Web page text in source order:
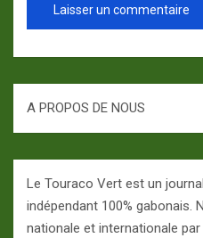
A PROPOS DE NOUS
Le Touraco Vert est un
indépendant 100% gabonais.
nationale et internationale par